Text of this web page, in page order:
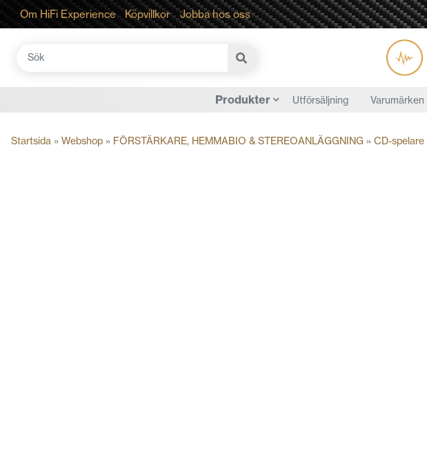
Om HiFi Experience Köpvillkor Jobba hos oss
Sök
Produkter Utförsäljning Varumärken
Startsida » Webshop » FÖRSTÄRKARE, HEMMABIO & STEREOANLÄGGNING » CD-spelare